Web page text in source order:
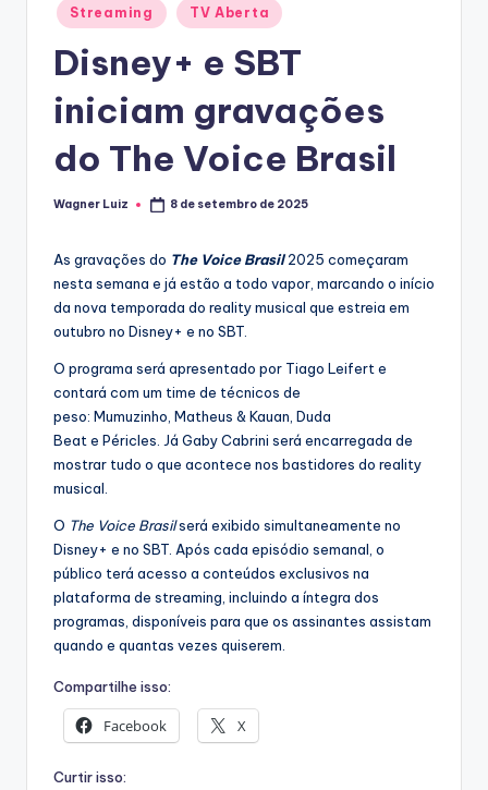
Posted
in
Streaming TV Aberta
Disney+ e SBT
iniciam gravações
do The Voice Brasil
Posted
Wagner Luiz 8 de setembro de 2025
As gravações do The Voice Brasil2025 começaram
nesta semana e já estão a todo vapor, marcando o início
da nova temporada do reality musical que estreia em
outubro no Disney+ e no SBT.
O programa será apresentado por Tiago Leifert e
contará com um time de técnicos de
peso: Mumuzinho, Matheus & Kauan, Duda
Beat e Péricles. Já Gaby Cabrini será encarregada de
mostrar tudo o que acontece nos bastidores do reality
musical.
O The Voice Brasilserá exibido simultaneamente no
Disney+ e no SBT. Após cada episódio semanal, o
público terá acesso a conteúdos exclusivos na
plataforma de streaming, incluindo a íntegra dos
programas, disponíveis para que os assinantes assistam
quando e quantas vezes quiserem.
Compartilhe isso:
Facebook X
Curtir isso: